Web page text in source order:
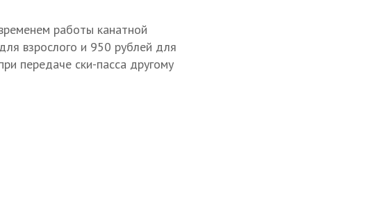
работы канатной
взрослого и 950 рублей для
передаче ски-пасса другому